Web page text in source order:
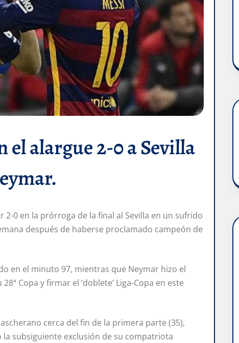
el alargue 2-0 a Sevilla
2-0 en la prórroga de la final al Sevilla en un sufrido
después de haberse proclamado campeón de
en el minuto 97, mientras que Neymar hizo el
Copa y firmar el ‘doblete’ Liga-Copa en este
cerca del fin de la primera parte (35),
subsiguiente exclusión de su compatriota